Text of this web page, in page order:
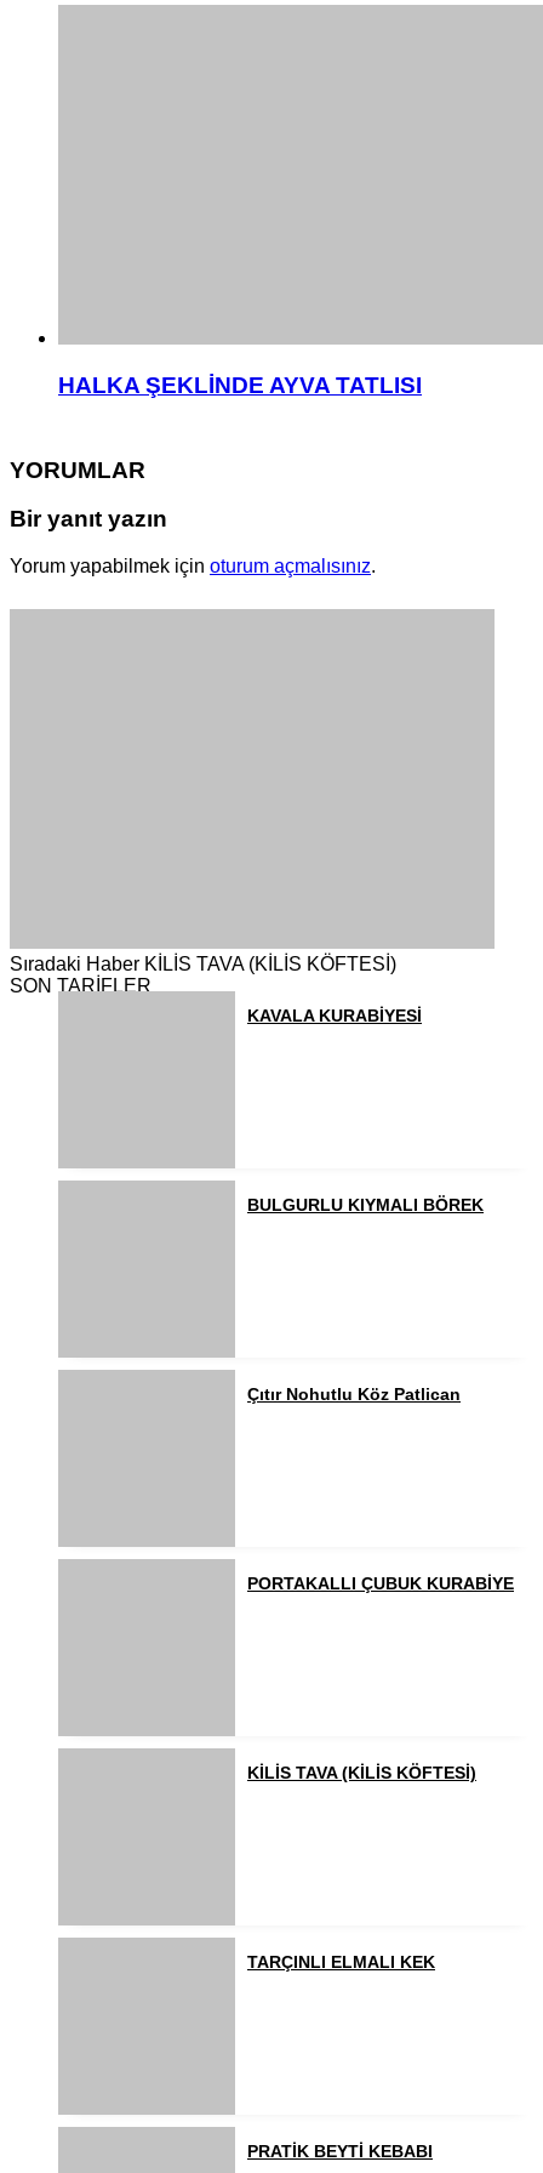
HALKA ŞEKLİNDE AYVA TATLISI
YORUMLAR
Bir yanıt yazın
Yorum yapabilmek için oturum açmalısınız.
Sıradaki Haber KİLİS TAVA (KİLİS KÖFTESİ)
SON TARİFLER
KAVALA KURABİYESİ
BULGURLU KIYMALI BÖREK
Çıtır Nohutlu Köz Patlican
PORTAKALLI ÇUBUK KURABİYE
KİLİS TAVA (KİLİS KÖFTESİ)
TARÇINLI ELMALI KEK
PRATİK BEYTİ KEBABI